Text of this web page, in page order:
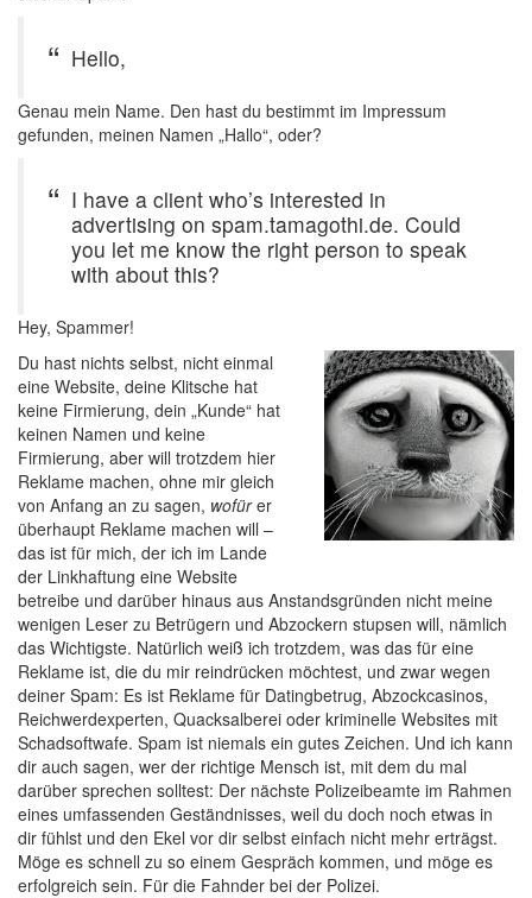
Hello,
Genau mein Name. Den hast du bestimmt im Impressum
gefunden, meinen Namen „Hallo“, oder?
I have a client who’s interested in
advertising on spam.tamagothi.de. Could
you let me know the right person to speak
with about this?
Hey, Spammer!
Du hast nichts selbst, nicht einmal
eine Website, deine Klitsche hat
keine Firmierung, dein „Kunde“ hat
keinen Namen und keine
Firmierung, aber will trotzdem hier
Reklame machen, ohne mir gleich
von Anfang an zu sagen, wofürer
überhaupt Reklame machen will –
das ist für mich, der ich im Lande
der Linkhaftung eine Website
betreibe und darüber hinaus aus Anstandsgründen nicht meine
wenigen Leser zu Betrügern und Abzockern stupsen will, nämlich
das Wichtigste. Natürlich weiß ich trotzdem, was das für eine
Reklame ist, die du mir reindrücken möchtest, und zwar wegen
deiner Spam: Es ist Reklame für Datingbetrug, Abzockcasinos,
Reichwerdexperten, Quacksalberei oder kriminelle Websites mit
Schadsoftwafe. Spam ist niemals ein gutes Zeichen. Und ich kann
dir auch sagen, wer der richtige Mensch ist, mit dem du mal
darüber sprechen solltest: Der nächste Polizeibeamte im Rahmen
eines umfassenden Geständnisses, weil du doch noch etwas in
dir fühlst und den Ekel vor dir selbst einfach nicht mehr erträgst.
Möge es schnell zu so einem Gespräch kommen, und möge es
erfolgreich sein. Für die Fahnder bei der Polizei.